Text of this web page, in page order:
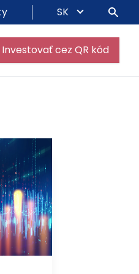
Investovať cez QR kód
SK